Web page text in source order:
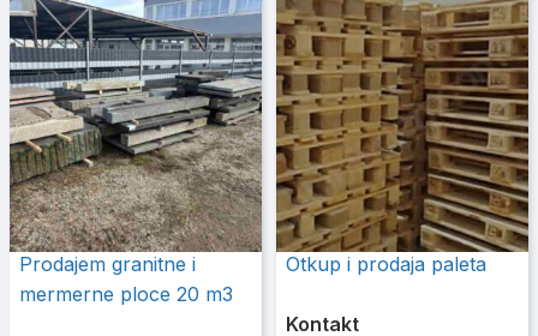
Prodajem granitne i
mermerne ploce 20 m3
Otkup i prodaja paleta
Kontakt